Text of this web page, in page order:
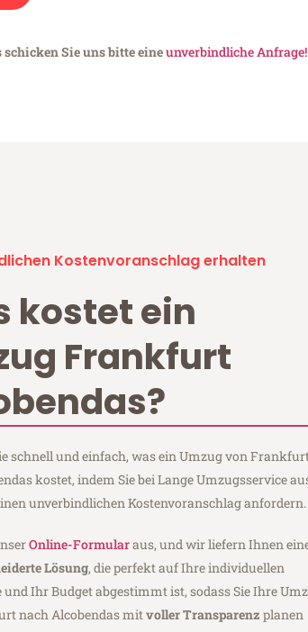
Sie uns bitte eineunverbindliche Anfrage!
Kostenvoranschlag erhalten
kostet ein
Frankfurt
schnell und einfach, was ein Umzug von Frankfurt
kostet, indem Sie bei Lange Umzugsservice
unverbindlichen Kostenvoranschlag anfordern.
Online-Formularaus, und wir liefern Ihnen
Lösung, die perfekt auf Ihre individuellen
und Ihr Budget abgestimmt ist, sodass Sie Ihre
nach Alcobendas mitvoller Transparenz planen